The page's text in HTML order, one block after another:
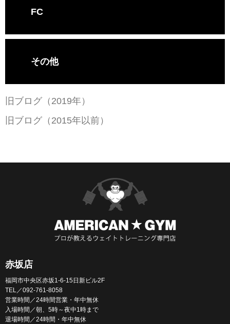
FC
その他
旧ブログ（2019年）
旧ブログ（2015年以前）
赤坂店
福岡市中央区赤坂1-6-15日新ビル2F
TEL／092-761-8058
営業時間／24時間営業・年中無休
入場時間／朝、5時～夜中1時まで
退場時間／24時間・年中無休